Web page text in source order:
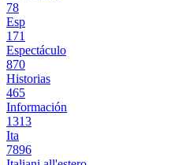
78
Esp
171
Espectáculo
870
Historias
465
Información
1313
Ita
7896